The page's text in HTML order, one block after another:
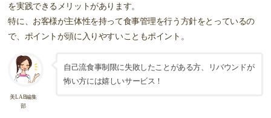
を実践できるメリットがあります。
特に、お客様が主体性を持って食事管理を行う方針をとっているの
で、ポイントが頭に入りやすいこともポイント。
美LAB編集
部
自己流食事制限に失敗したことがある方、リバウンドが
怖い方には嬉しいサービス！